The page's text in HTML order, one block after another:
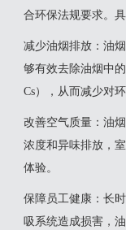
合环保法规要求‌。具
减少油烟排放‌：油
够有效去除油烟中
Cs），从而减少对
改善空气质量‌：油
浓度和异味排放，
体验‌。
保障员工健康‌：长
吸系统造成损害，